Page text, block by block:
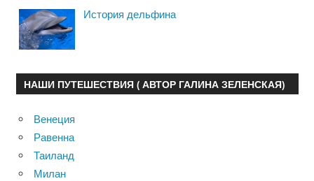
История дельфина
НАШИ ПУТЕШЕСТВИЯ ( АВТОР ГАЛИНА ЗЕЛЕНСКАЯ)
Венеция
Равенна
Таиланд
Милан